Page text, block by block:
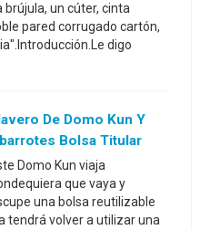
brújula, un cúter, cinta
pared corrugado cartón,
digo
De Domo Kun Y
Bolsa Titular
Domo Kun viaja
que vaya y
una bolsa reutilizable
tendrá volver a utilizar una